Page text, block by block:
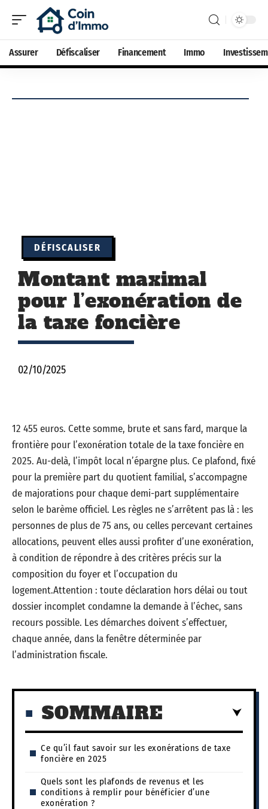
Assurer Défiscaliser Financement Immo
DÉFISCALISER
Montant maximal
pour l’exonération de
la taxe foncière
02/10/2025
12 455 euros. Cette somme, brute et sans fard, marque la
frontière pour l’exonération totale de la taxe foncière en
2025. Au-delà, l’impôt local n’épargne plus. Ce plafond, fixé
pour la première part du quotient familial, s’accompagne
de majorations pour chaque demi-part supplémentaire
selon le barème officiel. Les règles ne s’arrêtent pas là : les
personnes de plus de 75 ans, ou celles percevant certaines
allocations, peuvent elles aussi profiter d’une exonération,
à condition de répondre à des critères précis sur la
composition du foyer et l’occupation du
logement.Attention : toute déclaration hors délai ou tout
dossier incomplet condamne la demande à l’échec, sans
recours possible. Les démarches doivent s’effectuer,
chaque année, dans la fenêtre déterminée par
l’administration fiscale.
SOMMAIRE
Ce qu’il faut savoir sur les exonérations de taxe
foncière en 2025
Quels sont les plafonds de revenus et les
conditions à remplir pour bénéficier d’une
exonération ?